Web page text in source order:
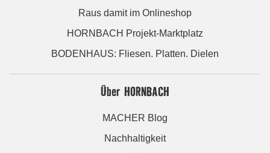
Raus damit im Onlineshop
HORNBACH Projekt-Marktplatz
BODENHAUS: Fliesen. Platten. Dielen
Über HORNBACH
MACHER Blog
Nachhaltigkeit